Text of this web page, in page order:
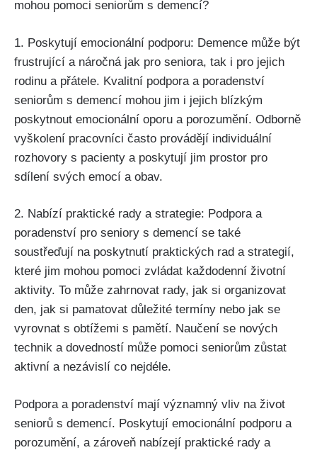
mohou pomoci seniorům s demencí?
1. Poskytují emocionální podporu: Demence může být
frustrující a náročná jak pro seniora, tak i pro jejich
rodinu a přátele. Kvalitní podpora a poradenství
seniorům s demencí mohou jim i jejich blízkým
poskytnout emocionální oporu a porozumění. Odborně
vyškolení pracovníci často provádějí individuální
rozhovory s pacienty a poskytují jim prostor pro
sdílení svých emocí a obav.
2. Nabízí praktické rady a strategie: Podpora a
poradenství pro seniory s demencí se také
soustřeďují na poskytnutí praktických rad a strategií,
které jim mohou pomoci zvládat každodenní životní
aktivity. To může zahrnovat rady, jak si organizovat
den, jak si pamatovat důležité termíny nebo jak se
vyrovnat s obtížemi s pamětí. Naučení se nových
technik a dovedností může pomoci seniorům zůstat
aktivní a nezávislí co nejdéle.
Podpora a poradenství mají významný vliv na život
seniorů s demencí. Poskytují emocionální podporu a
porozumění, a zároveň nabízejí praktické rady a